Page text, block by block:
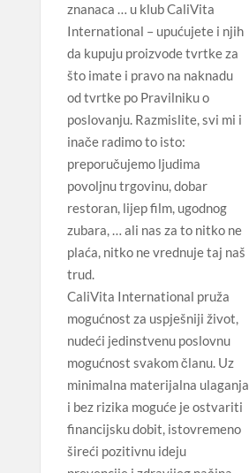
znanaca … u klub CaliVita
International – upućujete i njih
da kupuju proizvode tvrtke za
što imate i pravo na naknadu
od tvrtke po Pravilniku o
poslovanju. Razmislite, svi mi i
inače radimo to isto:
preporučujemo ljudima
povoljnu trgovinu, dobar
restoran, lijep film, ugodnog
zubara, … ali nas za to nitko ne
plaća, nitko ne vrednuje taj naš
trud.
CaliVita International pruža
mogućnost za uspješniji život,
nudeći jedinstvenu poslovnu
mogućnost svakom članu. Uz
minimalna materijalna ulaganja
i bez rizika moguće je ostvariti
financijsku dobit, istovremeno
šireći pozitivnu ideju